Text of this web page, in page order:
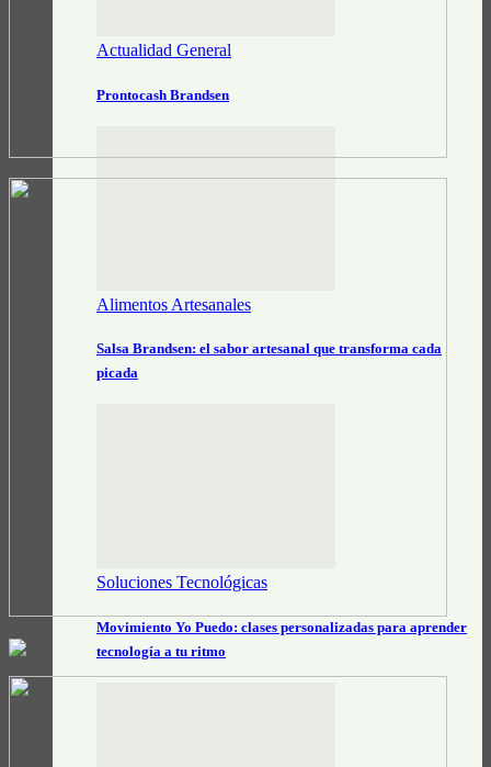
Actualidad General
Prontocash Brandsen
Alimentos Artesanales
Salsa Brandsen: el sabor artesanal que transforma cada
picada
Soluciones Tecnológicas
Movimiento Yo Puedo: clases personalizadas para aprender
tecnología a tu ritmo